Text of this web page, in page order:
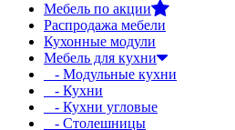
Мебель по акции
Распродажа мебели
Кухонные модули
Мебель для кухни
- Модульные кухни
- Кухни
- Кухни угловые
- Столешницы